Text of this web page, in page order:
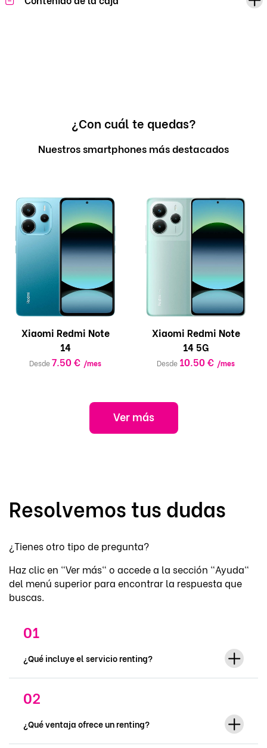
¿Con cuál te quedas?
Nuestros smartphones más destacados
Xiaomi Redmi Note
14
Desde7.50 € /mes
Xiaomi Redmi Note
14 5G
Desde 10.50 € /mes
Ver más
Resolvemos tus dudas
¿Tienes otro tipo de pregunta?
Haz clic en "Ver más" o accede a la sección "Ayuda"
del menú superior para encontrar la respuesta que
buscas.
¿Qué incluye el servicio renting?
¿Qué ventaja ofrece un renting?